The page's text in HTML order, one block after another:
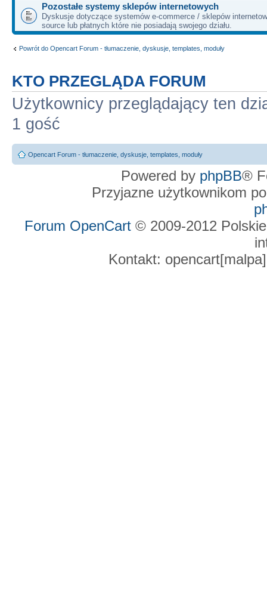
Pozostałe systemy sklepów internetowych
Dyskusje dotyczące systemów e-commerce / sklepów
source lub płatnych które nie posiadają swojego działu.
Powrót do Opencart Forum - tłumaczenie, dyskusje, templates, moduły
KTO PRZEGLĄDA FORUM
Użytkownicy przeglądający ten
1 gość
Opencart Forum - tłumaczenie, dyskusje, templates, moduły
Powered by phpBB®
Przyjazne użytkownikom
Forum OpenCart © 2009-2012
Kontakt: